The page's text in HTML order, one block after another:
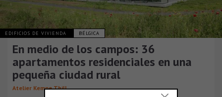
EDIFICIOS DE VIVIENDA BÉLGICA
En medio de los campos: 36
apartamentos residenciales en una
pequeña ciudad rural
Atelier Kempe Thill